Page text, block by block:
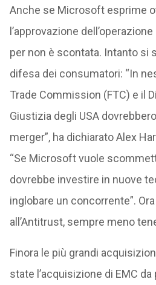
Anche se Microsoft esprime
l’approvazione
per non è scontata. Intanto si
difesa dei consumatori: “In
Trade Commission (FTC) e il
Giustizia degli USA
merger”, ha dichiarato Alex
“Se Microsoft vuole
dovrebbe investire in nuove
inglobare un concorrente”.
all’Antitrust, sempre meno
Finora le più grandi
state l’acquisizione di EMC da